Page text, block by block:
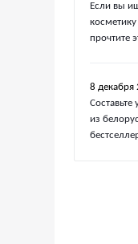
Если вы
прочтите
8 декабря
из